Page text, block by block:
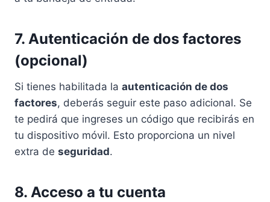
7. Autenticación de dos factores
(opcional)
Si tienes habilitada la autenticación de dos
factores, deberás seguir este paso adicional. Se
te pedirá que ingreses un código que recibirás en
tu dispositivo móvil. Esto proporciona un nivel
extra de seguridad.
8. Acceso a tu cuenta